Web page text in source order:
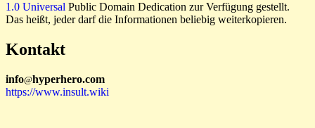
1.0 Universal Public Domain Dedication zur Verfügung gestellt.
Das heißt, jeder darf die Informationen beliebig weiterkopieren.
Kontakt
info@hyperhero.com
https://www.insult.wiki